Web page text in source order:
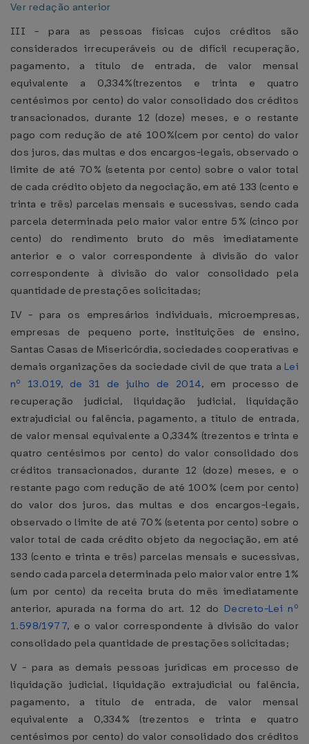
Ver redação anterior
III - para as pessoas físicas cujos créditos são
considerados irrecuperáveis ou de difícil recuperação,
pagamento, a título de entrada, de valor mensal
equivalente a 0,334%(trezentos e trinta e quatro
centésimos por cento) do valor consolidado dos créditos
transacionados, durante 12 (doze) meses, e o restante
pago com redução de até 100%(cem por cento) do valor
dos juros, das multas e dos encargos-legais, observado o
limite de até 70% (setenta por cento) sobre o valor total
de cada crédito objeto da negociação, em até 133 (cento e
trinta e três) parcelas mensais e sucessivas, sendo cada
parcela determinada pelo maior valor entre 5% (cinco por
cento) do rendimento bruto do mês imediatamente
anterior e o valor correspondente à divisão do valor
correspondente à divisão do valor consolidado pela
quantidade de prestações solicitadas;
IV - para os empresários individuais, microempresas,
empresas de pequeno porte, instituições de ensino,
Santas Casas de Misericórdia, sociedades cooperativas e
demais organizações da sociedade civil de que trata a Lei
nº 13.019, de 31 de julho de 2014, em processo de
recuperação judicial, liquidação judicial, liquidação
extrajudicial ou falência, pagamento, a título de entrada,
de valor mensal equivalente a 0,334% (trezentos e trinta e
quatro centésimos por cento) do valor consolidado dos
créditos transacionados, durante 12 (doze) meses, e o
restante pago com redução de até 100% (cem por cento)
do valor dos juros, das multas e dos encargos-legais,
observado o limite de até 70% (setenta por cento) sobre o
valor total de cada crédito objeto da negociação, em até
133 (cento e trinta e três) parcelas mensais e sucessivas,
sendo cada parcela determinada pelo maior valor entre 1%
(um por cento) da receita bruta do mês imediatamente
anterior, apurada na forma do art. 12 do Decreto-Lei nº
1.598/1977, e o valor correspondente à divisão do valor
consolidado pela quantidade de prestações solicitadas;
V - para as demais pessoas jurídicas em processo de
liquidação judicial, liquidação extrajudicial ou falência,
pagamento, a título de entrada, de valor mensal
equivalente a 0,334% (trezentos e trinta e quatro
centésimos por cento) do valor consolidado dos créditos